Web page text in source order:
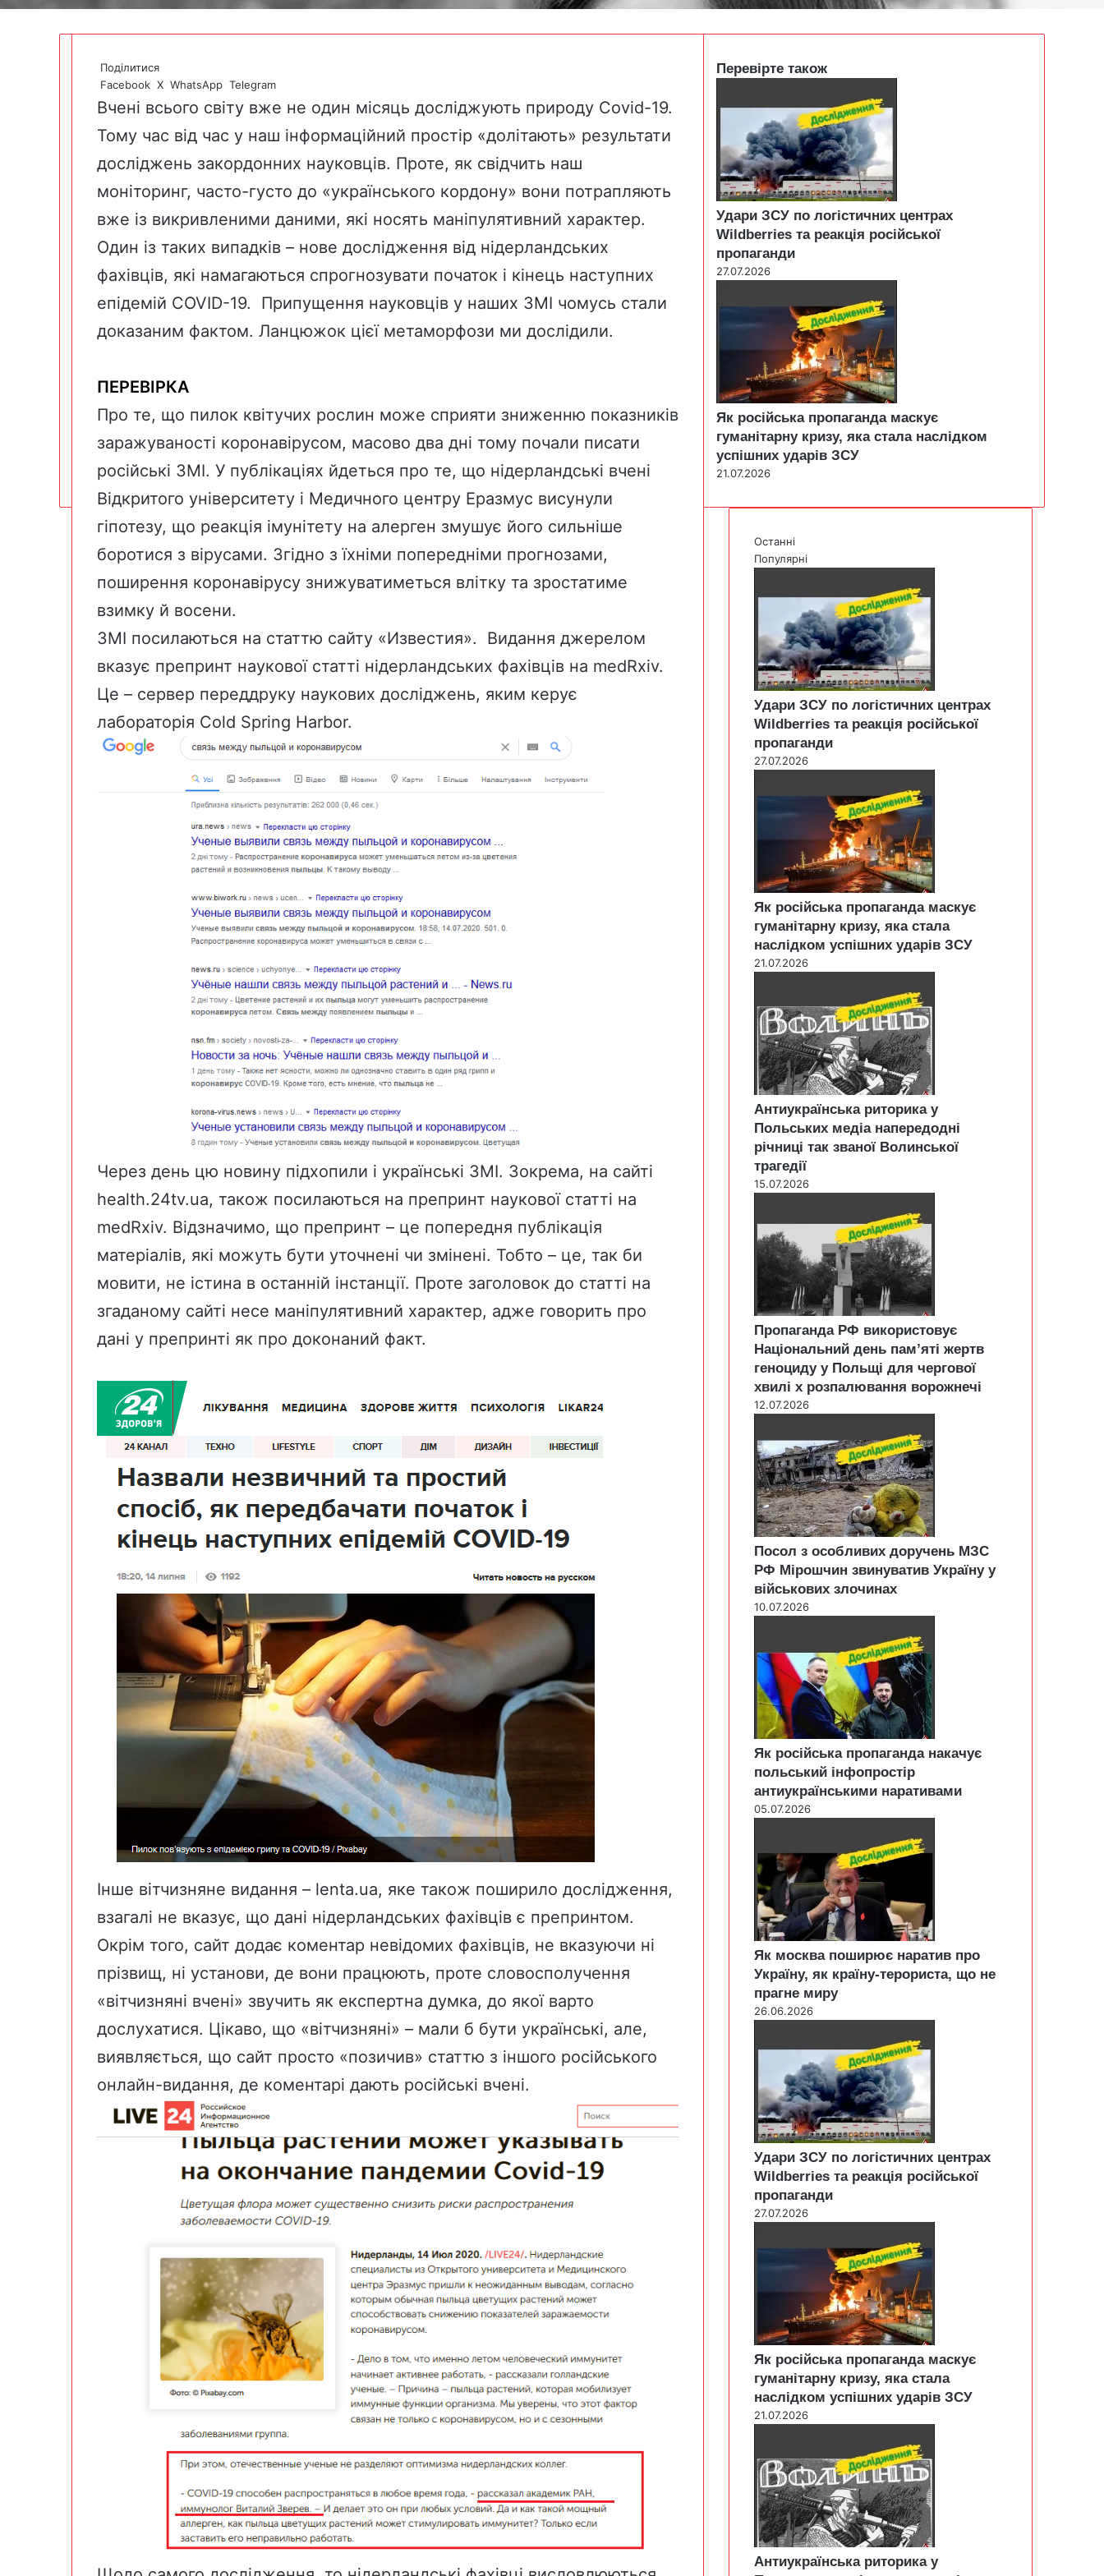
Поділитися
Facebook X WhatsApp Telegram
Вчені всього світу вже не один місяць досліджують природу Covid-19.
Тому час від час у наш інформаційний простір «долітають» результати
досліджень закордонних науковців. Проте, як свідчить наш
моніторинг, часто-густо до «українського кордону» вони потрапляють
вже із викривленими даними, які носять маніпулятивний характер.
Один із таких випадків – нове дослідження від нідерландських
фахівців, які намагаються спрогнозувати початок і кінець наступних
епідемій COVID-19. Припущення науковців у наших ЗМІ чомусь стали
доказаним фактом. Ланцюжок цієї метаморфози ми дослідили.
ПЕРЕВІРКА
Про те, що пилок квітучих рослин може сприяти зниженню показників
заражуваності коронавірусом, масово два дні тому почали писати
російські ЗМІ. У публікаціях йдеться про те, що нідерландські вчені
Відкритого університету і Медичного центру Еразмус висунули
гіпотезу, що реакція імунітету на алерген змушує його сильніше
боротися з вірусами. Згідно з їхніми попередніми прогнозами,
поширення коронавірусу знижуватиметься влітку та зростатиме
взимку й восени.
ЗМІ посилаються на статтю сайту «Известия». Видання джерелом
вказує препринт наукової статті нідерландських фахівців на medRxiv.
Це – сервер переддруку наукових досліджень, яким керує
лабораторія Cold Spring Harbor.
Через день цю новину підхопили і українські ЗМІ. Зокрема, на сайті
health.24tv.ua, також посилаються на препринт наукової статті на
medRxiv. Відзначимо, що препринт – це попередня публікація
матеріалів, які можуть бути уточнені чи змінені. Тобто – це, так би
мовити, не істина в останній інстанції. Проте заголовок до статті на
згаданому сайті несе маніпулятивний характер, адже говорить про
дані у препринті як про доконаний факт.
Інше вітчизняне видання – lenta.ua, яке також поширило дослідження,
взагалі не вказує, що дані нідерландських фахівців є препринтом.
Окрім того, сайт додає коментар невідомих фахівців, не вказуючи ні
прізвищ, ні установи, де вони працюють, проте словосполучення
«вітчизняні вчені» звучить як експертна думка, до якої варто
дослухатися. Цікаво, що «вітчизняні» – мали б бути українські, але,
виявляється, що сайт просто «позичив» статтю з іншого російського
онлайн-видання, де коментарі дають російські вчені.
Перевірте також
Удари ЗСУ по логістичних центрах
Wildberries та реакція російської
пропаганди
27.07.2026
Як російська пропаганда маскує
гуманітарну кризу, яка стала наслідком
успішних ударів ЗСУ
21.07.2026
Останні
Популярні
Удари ЗСУ по логістичних центрах
Wildberries та реакція російської
пропаганди
27.07.2026
Як російська пропаганда маскує
гуманітарну кризу, яка стала
наслідком успішних ударів ЗСУ
21.07.2026
Антиукраїнська риторика у
Польських медіа напередодні
річниці так званої Волинської
трагедії
15.07.2026
Пропаганда РФ використовує
Національний день пам’яті жертв
геноциду у Польщі для чергової
хвилі х розпалювання ворожнечі
12.07.2026
Посол з особливих доручень МЗС
РФ Мірошчин звинуватив Україну у
військових злочинах
10.07.2026
Як російська пропаганда накачує
польський інфопростір
антиукраїнськими наративами
05.07.2026
Як москва поширює наратив про
Україну, як країну-терориста, що не
прагне миру
26.06.2026
Удари ЗСУ по логістичних центрах
Wildberries та реакція російської
пропаганди
27.07.2026
Як російська пропаганда маскує
гуманітарну кризу, яка стала
наслідком успішних ударів ЗСУ
21.07.2026
Антиукраїнська риторика у